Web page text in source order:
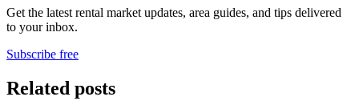
Get the latest rental market updates, area guides, and tips delivered
to your inbox.
Subscribe free
Related posts